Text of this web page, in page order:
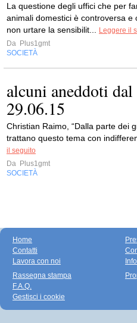
La questione degli uffici che per
animali domestici è controversa
non urtare la sensibilit...
Leggere il
Da Plus1gmt
SOCIETÀ
alcuni aneddoti
29.06.15
Christian Raimo, “Dalla parte dei
trattano questo tema con
il seguito
Da Plus1gmt
SOCIETÀ
Home
Contatti
Lavora con noi
Rassegna stampa
F.A.Q.
Gestisci i cookie